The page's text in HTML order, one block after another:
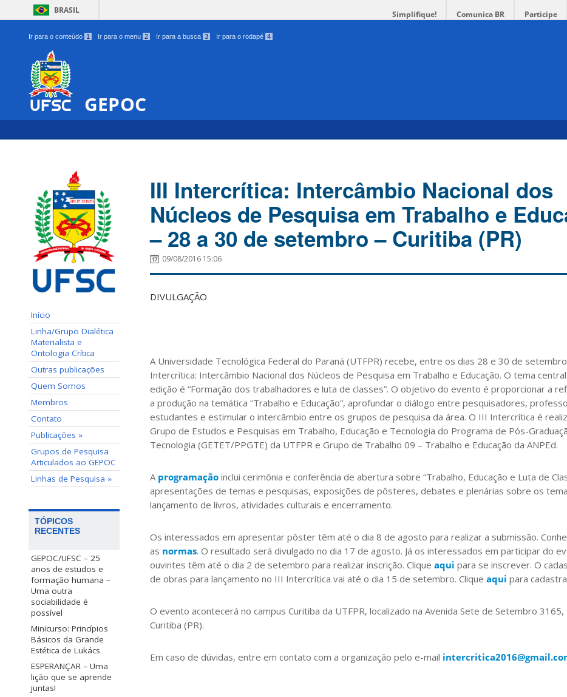
BRASIL Simplifique! Comunica BR Participe
Ir para o conteúdo 1 Ir para o menu 2 Ir para a busca 3 Ir para o rodapé 4
GEPOC
Início
Linha/Grupo Dialética
Materialista e
Ontologia Crítica
Outras publicações
Quem Somos
Membros
Contato
Publicações »
Grupos de Pesquisa
Articulados ao GEPOC
Linhas de Pesquisa »
TÓPICOS
RECENTES
GEPOC/UFSC – 25
anos de estudos e
formação humana –
Uma outra
sociabilidade é
possível
Minicurso: Princípios
Básicos da Grande
Estética de Lukács
ESPERANÇAR – Uma
lição que se aprende
juntas!
III Intercrítica: Intercâmbio Nacional dos
Núcleos de Pesquisa em Trabalho e
– 28 a 30 de setembro – Curitiba (PR)
09/08/2016 15:06
DIVULGAÇÃO
A Universidade Tecnológica Federal do Paraná (UTFPR) recebe, entre os dias 28 e 30 de
Intercrítica: Intercâmbio Nacional dos Núcleos de Pesquisa em Trabalho e Educação. O tema
edição é “Formação dos trabalhadores e luta de classes”. O objetivo do evento é proporcionar a
a produção na temática “Trabalho e Educação”, aprofundar o diálogo entre pesquisadores,
estudantes e estimular o intercâmbio entre os grupos de pesquisa da área. O III Intercrítica é
Grupo de Estudos e Pesquisas em Trabalho, Educação e Tecnologia do Programa de Pós-
Tecnologia (GETET/PPGTE) da UTFPR e Grupo de Trabalho 09 – Trabalho e Educação da ANPEd.
A programação inclui cerimônia e conferência de abertura sobre “Trabalho, Educação e Luta de
apresentações de temas e pesquisas, exposições de pôsteres, debates e plenárias sobre os
lançamento de livros, atividades culturais e encerramento.
Os interessados em apresentar pôster têm até o dia 8 de agosto para realizar a submissão.
as normas. O resultado será divulgado no dia 17 de agosto. Já os interessados em participar do
ouvintes têm até o dia 2 de setembro para realizar inscrição. Clique aqui para se inscrever. O
de obras para lançamento no III Intercrítica vai até o dia 15 de setembro. Clique aqui para
O evento acontecerá no campus Curitiba da UTFPR, localizado na Avenida Sete de Setembro 3165,
Curitiba (PR).
Em caso de dúvidas, entre em contato com a organização pelo e-mail